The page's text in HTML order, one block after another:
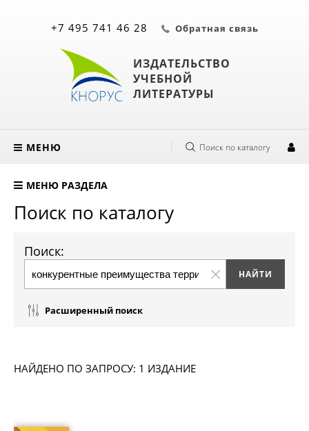
ИЗДАТЕЛЬСТВО
УЧЕБНОЙ
ЛИТЕРАТУРЫ
+7 495 741 46 28 Обратная связь
МЕНЮ Поиск по каталогу
МЕНЮ РАЗДЕЛА
Поиск по каталогу
Поиск:
Расширенный поиск
НАЙДЕНО ПО ЗАПРОСУ: 1 ИЗДАНИЕ